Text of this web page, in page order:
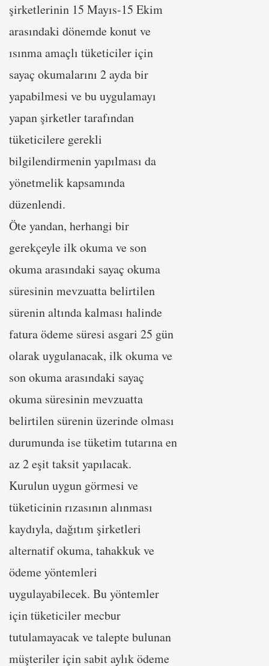
şirketlerinin 15 Mayıs-15 Ekim
arasındaki dönemde konut ve
ısınma amaçlı tüketiciler için
sayaç okumalarını 2 ayda bir
yapabilmesi ve bu uygulamayı
yapan şirketler tarafından
tüketicilere gerekli
bilgilendirmenin yapılması da
yönetmelik kapsamında
düzenlendi.
Öte yandan, herhangi bir
gerekçeyle ilk okuma ve son
okuma arasındaki sayaç okuma
süresinin mevzuatta belirtilen
sürenin altında kalması halinde
fatura ödeme süresi asgari 25 gün
olarak uygulanacak, ilk okuma ve
son okuma arasındaki sayaç
okuma süresinin mevzuatta
belirtilen sürenin üzerinde olması
durumunda ise tüketim tutarına en
az 2 eşit taksit yapılacak.
Kurulun uygun görmesi ve
tüketicinin rızasının alınması
kaydıyla, dağıtım şirketleri
alternatif okuma, tahakkuk ve
ödeme yöntemleri
uygulayabilecek. Bu yöntemler
için tüketiciler mecbur
tutulamayacak ve talepte bulunan
müşteriler için sabit aylık ödeme